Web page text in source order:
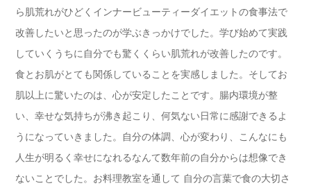
ら肌荒れがひどくインナービューティーダイエットの食事法で
改善したいと思ったのが学ぶきっかけでした。学び始めて実践
していくうちに自分でも驚くくらい肌荒れが改善したのです。
食とお肌がとても関係していることを実感しました。そしてお
肌以上に驚いたのは、心が安定したことです。腸内環境が整
い、幸せな気持ちが沸き起こり、何気ない日常に感謝できるよ
うになっていきました。自分の体調、心が変わり、こんなにも
人生が明るく幸せになれるなんて数年前の自分からは想像でき
ないことでした。お料理教室を通して 自分の言葉で食の大切さ